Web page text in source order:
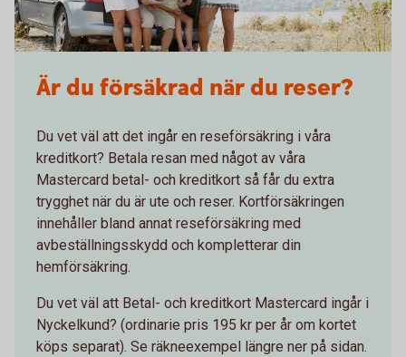
Är du försäkrad när du reser?
Du vet väl att det ingår en reseförsäkring i våra
kreditkort? Betala resan med något av våra
Mastercard betal- och kreditkort så får du extra
trygghet när du är ute och reser. Kortförsäkringen
innehåller bland annat reseförsäkring med
avbeställningsskydd och kompletterar din
hemförsäkring.
Du vet väl att Betal- och kreditkort Mastercard ingår i
Nyckelkund? (ordinarie pris 195 kr per år om kortet
köps separat). Se räkneexempel längre ner på sidan.